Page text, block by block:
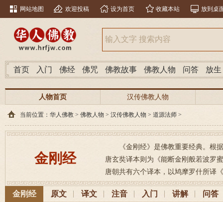
网站地图 欢迎投稿 设为首页 收藏本站 放到桌
首页 入门 佛经 佛咒 佛教故事 佛教人物 问答 放生
人物首页 汉传佛教人物
当前位置： 华人佛教 > 佛教人物 > 汉传佛教人物 > 道源法师 >
金刚经
《金刚经》是佛教重要经典。根
唐玄奘译本则为《能断金刚般若波罗
唐朝共有六个译本，以鸠摩罗什所译
金刚经 原文 译文 注音 入门 讲解 问答